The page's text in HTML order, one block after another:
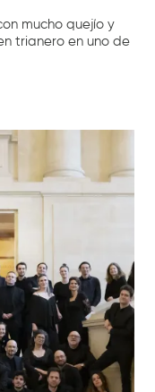
mucho quejío y
trianero en uno de